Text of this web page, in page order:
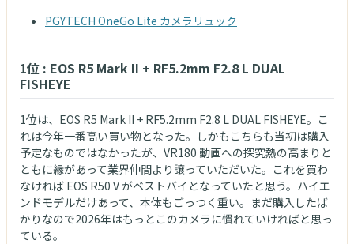
PGYTECH OneGo Lite カメラリュック
1位 : EOS R5 Mark II + RF5.2mm F2.8 L DUAL
FISHEYE
1位は、EOS R5 Mark II + RF5.2mm F2.8 L DUAL FISHEYE。こ
れは今年一番高い買い物となった。しかもこちらも当初は購入
予定なものではなかったが、VR180 動画への探究熱の高まりと
ともに縁があって業界仲間より譲っていただいた。これを買わ
なければ EOS R50 V がベストバイとなっていたと思う。ハイエ
ンドモデルだけあって、本体もごっつく重い。まだ購入したば
かりなので2026年はもっとこのカメラに慣れていければと思っ
ている。